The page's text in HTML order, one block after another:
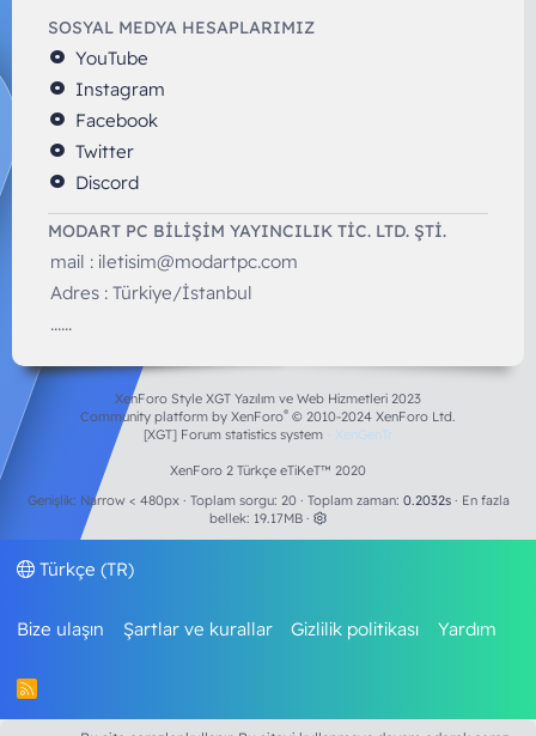
SOSYAL MEDYA HESAPLARIMIZ
YouTube
Instagram
Facebook
Twitter
Discord
MODART PC BILIŞIM YAYINCILIK TİC. LTD. ŞTİ.
mail : iletisim@modartpc.com
Adres : Türkiye/İstanbul
......
XenForo Style XGT Yazılım ve Web Hizmetleri 2023
Community platform by XenForo® © 2010-2024 XenForo Ltd.
[XGT] Forum statistics system
- XenGenTr
XenForo 2 Türkçe eTiKeT™ 2020
Genişlik
Toplam sorgu 20 Toplam zaman 0.2032s
En fazla
bellek 19.17MB
Türkçe (TR)
Bize ulaşın Şartlar ve kurallar Gizlilik politikası Yardım
R